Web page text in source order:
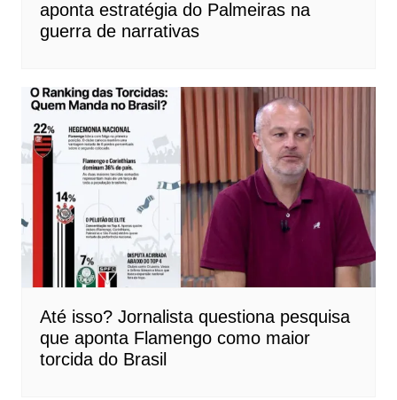
aponta estratégia do Palmeiras na
guerra de narrativas
Até isso? Jornalista questiona pesquisa
que aponta Flamengo como maior
torcida do Brasil